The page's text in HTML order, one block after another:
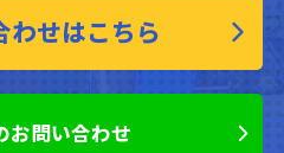
わせはこちら
お問い合わせ